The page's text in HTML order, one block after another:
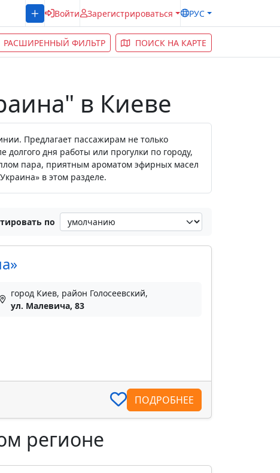
Войти Зарегистрироваться РУС
РАСШИРЕННЫЙ ФИЛЬТР ПОИСК НА КАРТЕ
в Киеве
Предлагает пассажирам не только
дня работы или прогулки по городу,
пара, приятным ароматом эфирных масел
в этом разделе.
по
город Киев, район Голосеевский,
ул. Малевича, 83
ПОДРОБНЕЕ
регионе